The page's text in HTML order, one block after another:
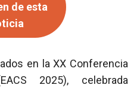
de esta
en la XX Conferencia
2025), celebrada